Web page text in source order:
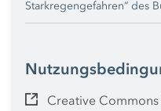
Starkregengefahren“ des
und Geodäsie (BKG)
Schleswig-Holstein. Die
sich Starkregenereignisse
Creative